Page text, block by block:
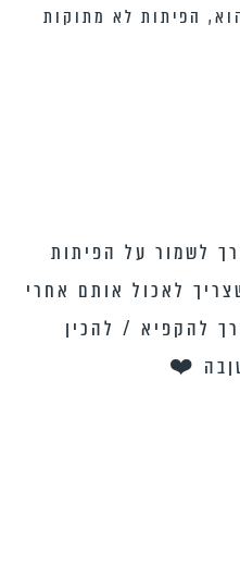
הפיתות לא מתוקות
לשמור על הפיתות
לאכול אותם אחרי
להקפיא / להכין
❤️